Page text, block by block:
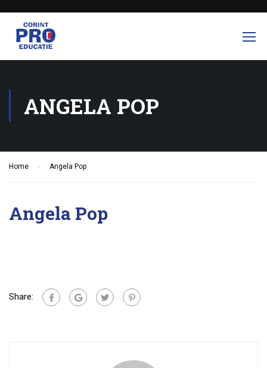
ANGELA POP
Home Angela Pop
Angela Pop
Share: